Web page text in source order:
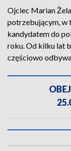
Ojciec Marian
potrzebującym, w
kandydatem do
roku. Od kilku lat
częściowo